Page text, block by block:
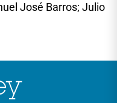
José Barros; Julio